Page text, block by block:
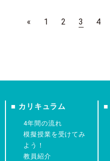
« 1 2 3 4
■ カリキュラム
4年間の流れ
模擬授業を受けてみ
よう！
教員紹介
■